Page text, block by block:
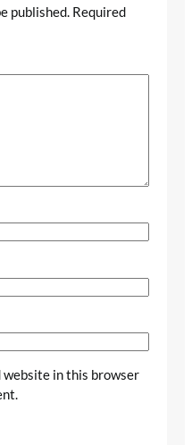
published. Required
website in this browser